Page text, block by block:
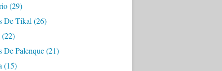
(29)
De Tikal (26)
(22)
De Palenque(21)
(15)